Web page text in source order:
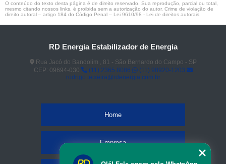
O conteúdo do texto desta página é de direito reservado. Sua reprodução, parcial ou total,
mesmo citando nossos links, é proibida sem a autorização do autor. Crime de violação de
direito autoral – artigo 184 do Código Penal – Lei 9610/98 - Lei de direitos autorais
RD Energia Estabilizador de Energia
Rua Jacó do Bandolim , 81 - São Bernardo do Campo - SP
CEP: 09694-030
(11) 2365 8086
(11) 98920-1203
rodrigo.teixeira@rdenergia.com.br
Home
Empresa